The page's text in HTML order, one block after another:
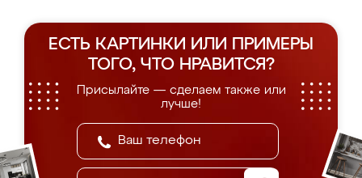
ЕСТЬ КАРТИНКИ ИЛИ ПРИМЕРЫ
ТОГО, ЧТО НРАВИТСЯ?
Присылайте — сделаем также или
лучше!